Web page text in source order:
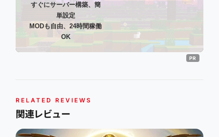
すぐにサーバー構築、簡
単設定
MODも自由、24時間稼働
OK
RELATED REVIEWS
関連レビュー